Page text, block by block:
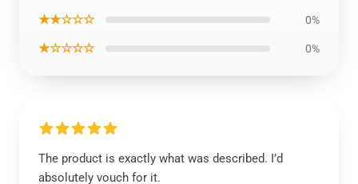
★★☆☆☆ 0%
★☆☆☆☆ 0%
The product is exactly what was described. I’d
absolutely vouch for it.